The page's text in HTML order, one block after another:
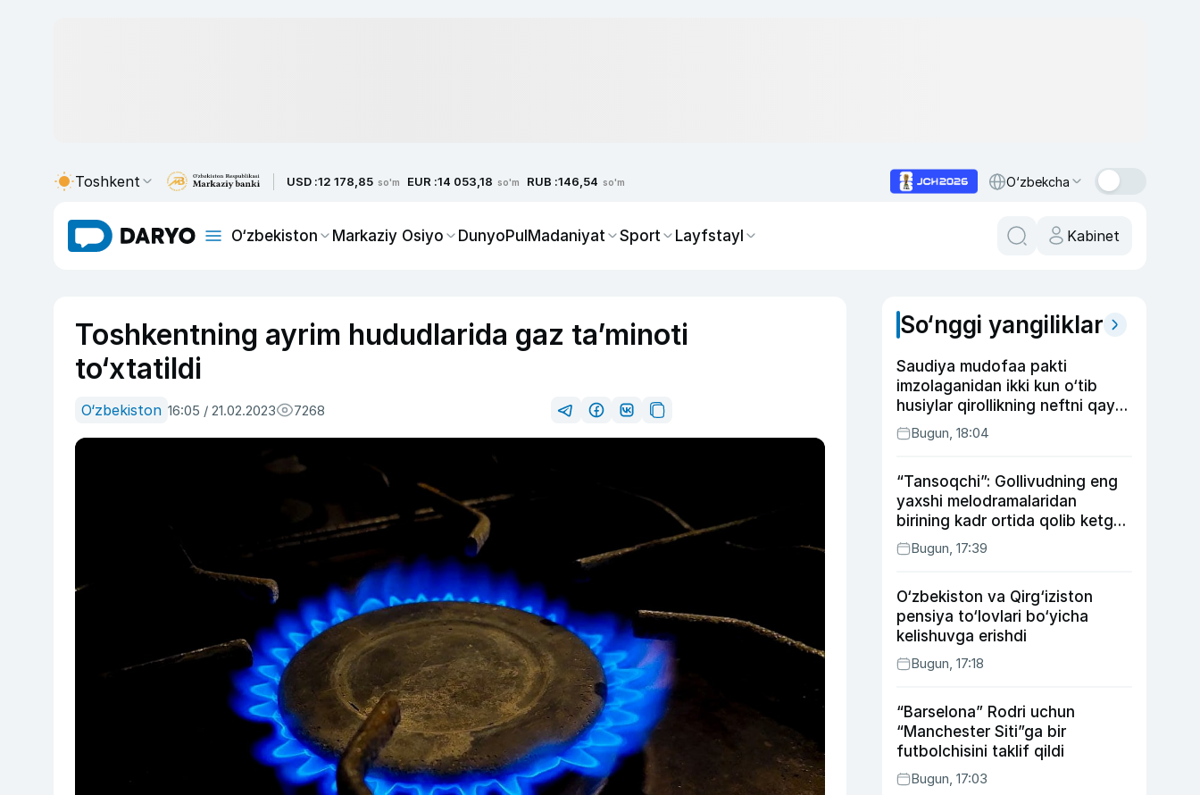
Toshkent USD :12 178,85 so'm EUR :14 053,18 so'm RUB :146,54 so'm O‘zbekcha
O‘zbekiston Markaziy Osiyo DunyoPulMadaniyat Sport Layfstayl Kabinet
Toshkentning ayrim hududlarida gaz taʼminoti
to‘xtatildi
O‘zbekiston 16:05 / 21.02.2023 7268
So‘nggi yangiliklar
Saudiya mudofaa pakti
imzolaganidan ikki kun o‘tib
husiylar qirollikning neftni qayta
ishlash zavodiga hujum qildi
Bugun, 18:04
“Tansoqchi”: Gollivudning eng
yaxshi melodramalaridan
birining kadr ortida qolib ketgan
voqealari
Bugun, 17:39
O‘zbekiston va Qirg‘iziston
pensiya to‘lovlari bo‘yicha
kelishuvga erishdi
Bugun, 17:18
“Barselona” Rodri uchun
“Manchester Siti”ga bir
futbolchisini taklif qildi
Bugun, 17:03